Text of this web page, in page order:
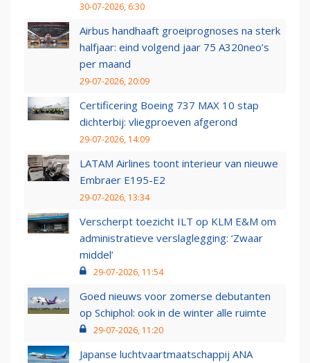
30-07-2026, 6:30
Airbus handhaaft groeiprognoses na sterk
halfjaar: eind volgend jaar 75 A320neo’s
per maand
29-07-2026, 20:09
Certificering Boeing 737 MAX 10 stap
dichterbij: vliegproeven afgerond
29-07-2026, 14:09
LATAM Airlines toont interieur van nieuwe
Embraer E195-E2
29-07-2026, 13:34
Verscherpt toezicht ILT op KLM E&M om
administratieve verslaglegging: ‘Zwaar
middel’
29-07-2026, 11:54
Goed nieuws voor zomerse debutanten
op Schiphol: ook in de winter alle ruimte
29-07-2026, 11:20
Japanse luchtvaartmaatschappij ANA